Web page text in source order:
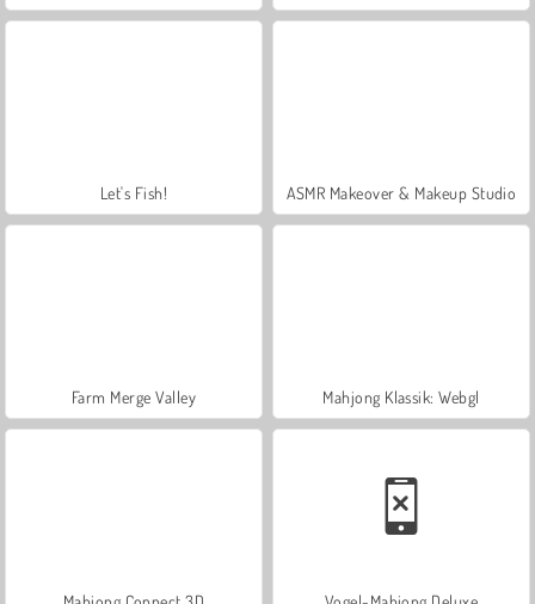
Let's Fish! ASMR Makeover & Makeup Studio
Farm Merge Valley Mahjong Klassik: Webgl